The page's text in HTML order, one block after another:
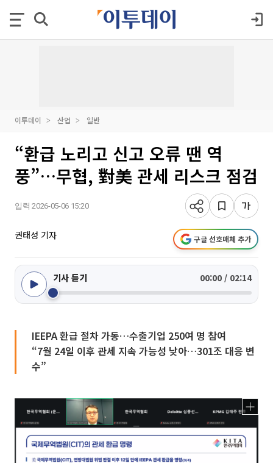
이투데이 산업 일반
“환급 노리고 신고 오류 땐 역
풍”…무협, 對美 관세 리스크 점검
입력 2026-05-06 15:20
권태성 기자 구글 선호매체 추가
기사 듣기 00:00 / 02:14
IEEPA 환급 절차 가동…수출기업 250여 명 참여
“7월 24일 이후 관세 지속 가능성 낮아…301조 대응 변
수”